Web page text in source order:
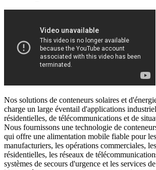
Nos solutions de conteneurs solaires et
charge un large éventail d'applications
résidentielles, de télécommunications et de
Nous fournissons une technologie de
qui offre une alimentation mobile fiable pour
manufacturiers, les opérations commerciales,
résidentielles, les réseaux de
systèmes de secours d'urgence et les services